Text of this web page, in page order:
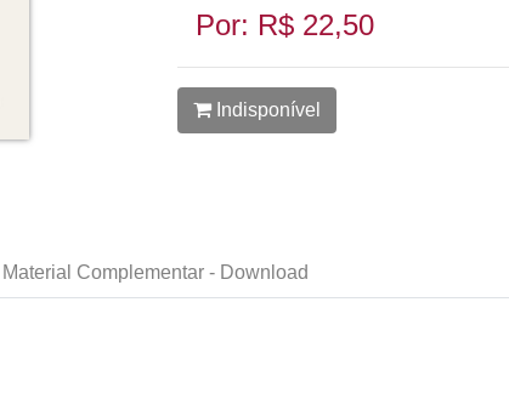
Por: R$ 22,50
Indisponível
Material Complementar - Download